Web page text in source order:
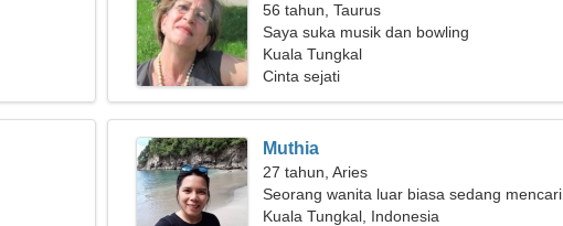
56 tahun, Taurus
Saya suka musik dan bowling
Kuala Tungkal
Cinta sejati
Muthia
27 tahun, Aries
Seorang wanita luar biasa sedang mencari
seseorang seperti Anda
Kuala Tungkal, Indonesia